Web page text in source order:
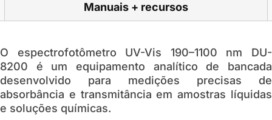
Manuais + recursos
O espectrofotômetro UV-Vis 190–1100 nm DU-
8200 é um equipamento analítico de bancada
desenvolvido para medições precisas de
absorbância e transmitância em amostras líquidas
e soluções químicas.